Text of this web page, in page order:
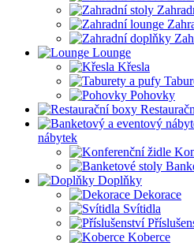
Lounge
Křesla
Pohovky
nábytek
Doplňky
Dekorace
Svítidla
Koberce